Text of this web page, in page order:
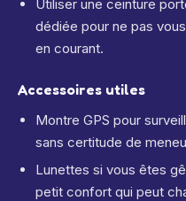
Utiliser une ceinture
dédiée pour ne pas
en courant.
Accessoires utiles
Montre GPS pour
sans certitude de
Lunettes si vous êtes
petit confort qui peut